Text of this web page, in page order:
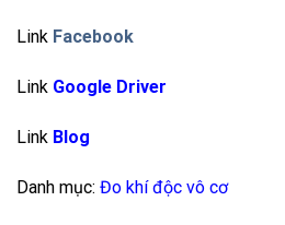
Link Facebook
Link Google Driver
Link Blog
Danh mục: Đo khí độc vô cơ